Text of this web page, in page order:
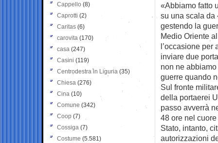
«Abbiamo fatto
su una scala da
gestendo la
Medio Oriente
l’occasione per
inviare due
non ne
guerre quando
Sul fronte
della portaerei
passo avverrà
48 ore nel
Stato, intanto,
autorizzazioni
Cappello (8)
Caprotti (2)
Caritas (6)
carovita (170)
casa (247)
Casini (119)
Centrodestra in Liguria (35)
Chiesa (276)
Cina (10)
Comune (342)
Coop (7)
Cossiga (7)
Costume (5.581)